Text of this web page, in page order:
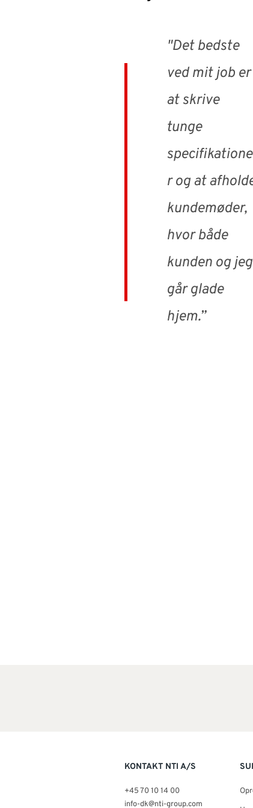
"Det bedste
ved mit job er
at skrive
tunge
specifikatione
r og at
kundemøder,
hvor både
kunden og jeg
går glade
hjem.”
KONTAKT NTI A/S
+45 70 10 14 00
info-dk@nti-group.com